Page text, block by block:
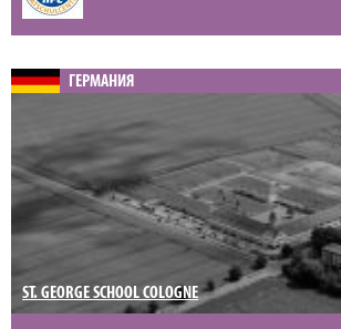
ГЕРМАНИЯ
ST. GEORGE SCHOOL COLOGNE